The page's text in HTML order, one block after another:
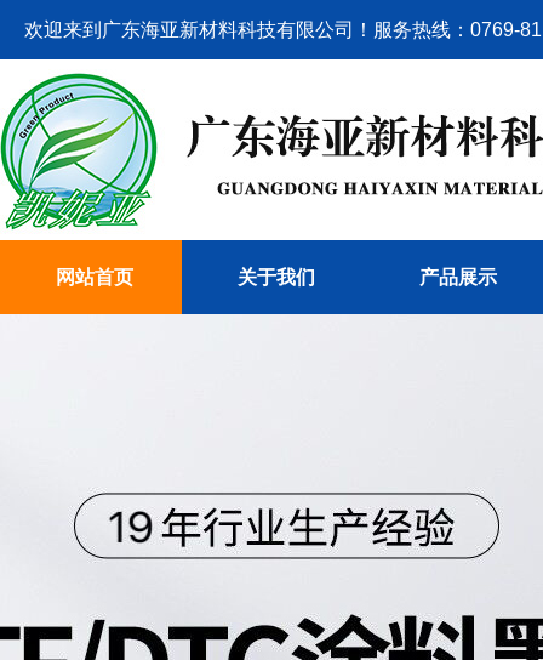
欢迎来到广东海亚新材料科技有限公司！服务热线：0769-
网站首页 关于我们
人才招聘
产品展示
高弹机印浆
机印厚板浆